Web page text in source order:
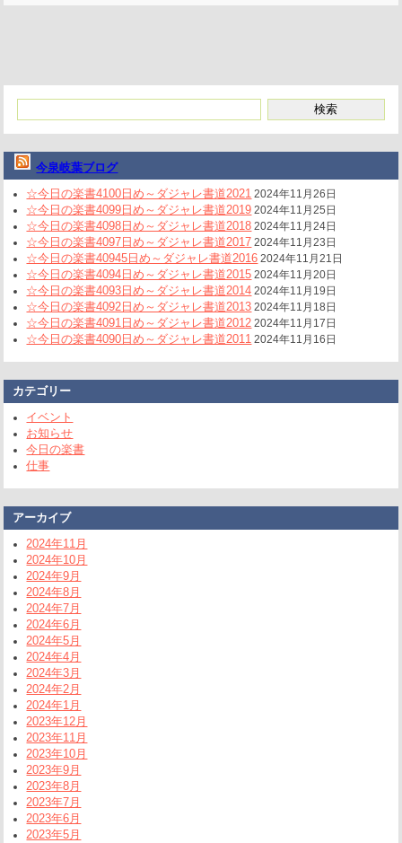
今泉岐葉ブログ
☆今日の楽書4100日め～ダジャレ書道2021 2024年11月26日
☆今日の楽書4099日め～ダジャレ書道2019 2024年11月25日
☆今日の楽書4098日め～ダジャレ書道2018 2024年11月24日
☆今日の楽書4097日め～ダジャレ書道2017 2024年11月23日
☆今日の楽書40945日め～ダジャレ書道2016 2024年11月21日
☆今日の楽書4094日め～ダジャレ書道2015 2024年11月20日
☆今日の楽書4093日め～ダジャレ書道2014 2024年11月19日
☆今日の楽書4092日め～ダジャレ書道2013 2024年11月18日
☆今日の楽書4091日め～ダジャレ書道2012 2024年11月17日
☆今日の楽書4090日め～ダジャレ書道2011 2024年11月16日
カテゴリー
イベント
お知らせ
今日の楽書
仕事
アーカイブ
2024年11月
2024年10月
2024年9月
2024年8月
2024年7月
2024年6月
2024年5月
2024年4月
2024年3月
2024年2月
2024年1月
2023年12月
2023年11月
2023年10月
2023年9月
2023年8月
2023年7月
2023年6月
2023年5月